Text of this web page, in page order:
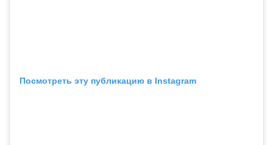
Посмотреть эту публикацию в Instagram